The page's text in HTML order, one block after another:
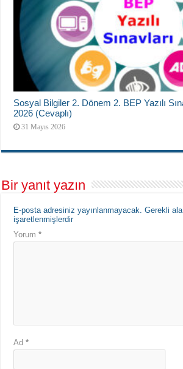
Sosyal Bilgiler 2. Dönem 2. BEP Yazılı
2026 (Cevaplı)
31 Mayıs 2026
Bir yanıt yazın
E-posta adresiniz yayınlanmayacak. Gerekli
işaretlenmişlerdir
Yorum*
Ad*